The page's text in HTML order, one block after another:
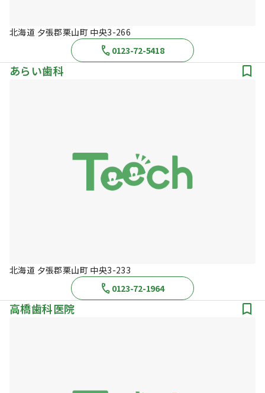
北海道 夕張郡栗山町 中央3-266
0123-72-5418
あらい歯科
北海道 夕張郡栗山町 中央3-233
0123-72-1964
高橋歯科医院